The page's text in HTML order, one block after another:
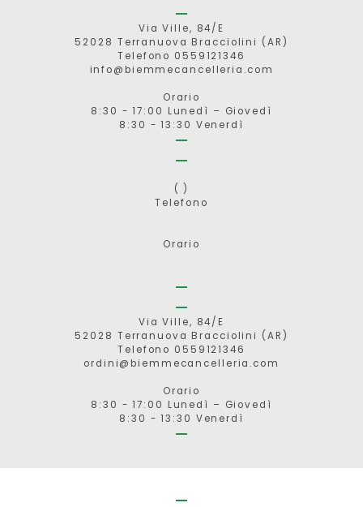
Via Ville, 84/E
52028 Terranuova Bracciolini (AR)
Telefono 0559121346
info@biemmecancelleria.com
Orario
8:30 - 17:00 Lunedì – Giovedì
8:30 - 13:30 Venerdì
( )
Telefono
Orario
Via Ville, 84/E
52028 Terranuova Bracciolini (AR)
Telefono 0559121346
ordini@biemmecancelleria.com
Orario
8:30 - 17:00 Lunedì – Giovedì
8:30 - 13:30 Venerdì